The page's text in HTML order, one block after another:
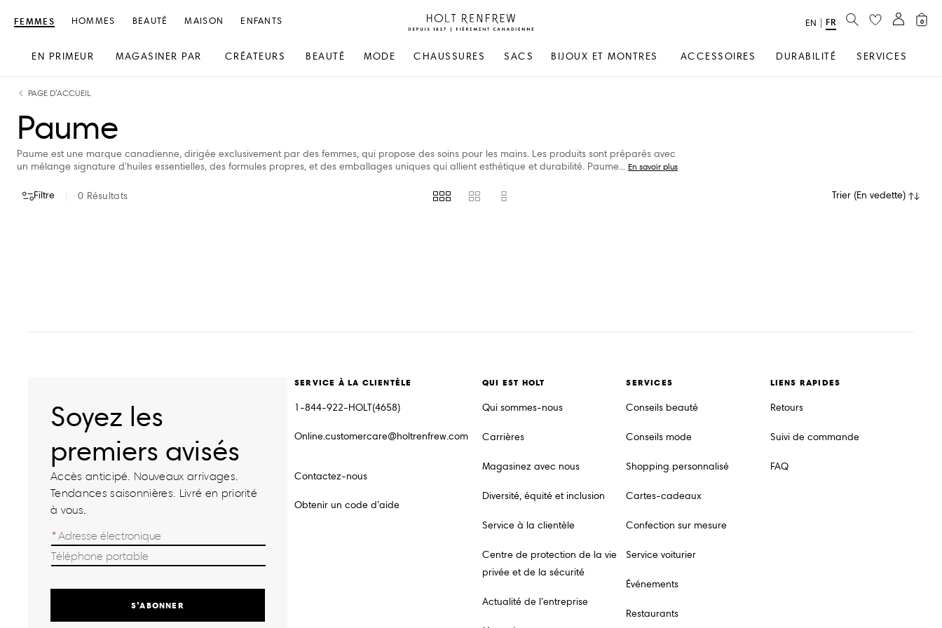
Fierement
FEMMES
EN PRIMEUR MAGASINER PAR CRÉATEURS BEAUTÉ MODE CHAUSSURES SACS BIJOUX ET MONTRES ACCESSOIRES DURABILITÉ SERVICES
HOMMES BEAUTÉ MAISON ENFANTS text.language
EN FR RECHERCHER
0
PAGE D’ACCUEIL
Paume
Paume est une marque canadienne, dirigée exclusivement par des femmes, qui propose des soins pour les mains. Les produits sont préparés avec
un mélange signature d'huiles essentielles, des formules propres, et des emballages uniques qui allient esthétique et durabilité. Paume... En savoir plus
Filtre 0 Résultats Trier (En vedette)
Soyez les
premiers avisés
Accès anticipé. Nouveaux arrivages.
Tendances saisonnières. Livré en priorité
à vous.
S’ABONNER
SERVICE À LA CLIENTÈLE
1-844-922-HOLT(4658)
Online.customercare@holtrenfrew.com
Contactez-nous
Obtenir un code d’aide
QUI EST HOLT
Qui sommes-nous
Carrières
Magasinez avec nous
Diversité, équité et inclusion
Service à la clientèle
Centre de protection de la vie
privée et de la sécurité
Actualité de l’entreprise
SERVICES
Conseils beauté
Conseils mode
Shopping personnalisé
Cartes-cadeaux
Confection sur mesure
Service voiturier
Événements
Restaurants
LIENS RAPIDES
Retours
Suivi de commande
FAQ